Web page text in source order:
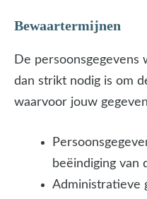
Bewaartermijnen
De
dan strikt nodig is om
waarvoor jouw
beëindiging van
Administratieve